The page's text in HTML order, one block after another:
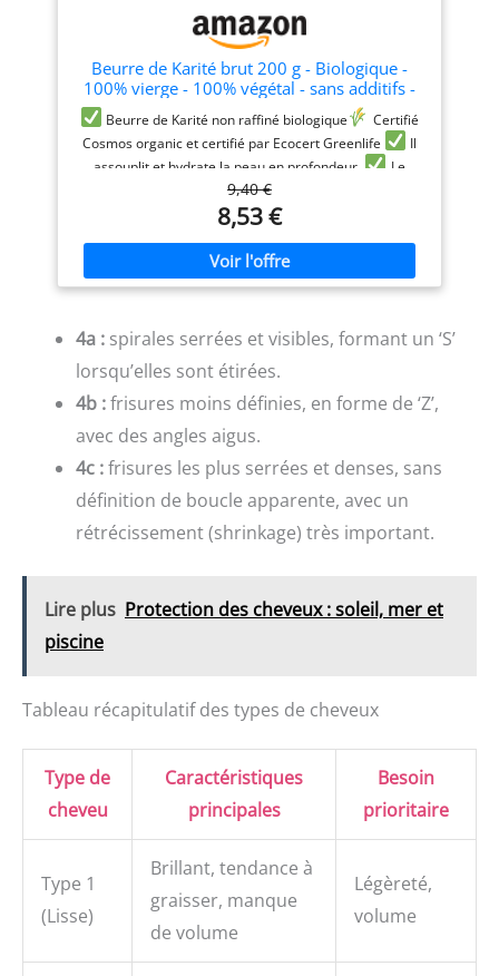
Beurre de Karité brut 200 g - Biologique -
100% vierge - 100% végétal - sans additifs -
Non raffiné- cheveux - corps - visage - pur -
Végan
Beurre de Karité non raffiné biologique ​
Certifié
Cosmos organic et certifié par Ecocert Greenlife
Il
assouplit et hydrate la peau en profondeur.
Le
beurre de karité est un produit qui s’utilise sur toutes les
zones du corps, après l'avoir fait fondre au creux de ses
mains. Il peut être utilisé en tant qu'ingrédient
cosmétique dans vos préparations. Par exemple :
baume hydratant, masque pour les cheveux, soin
exfoliant pour les lèvres
100% vierge, 100% végétal
9,40 €
8,53 €
4a : spirales serrées et visibles, formant un ‘S’
lorsqu’elles sont étirées.
4b :frisures moins définies, en forme de ‘Z’,
avec des angles aigus.
4c :frisures les plus serrées et denses, sans
définition de boucle apparente, avec un
rétrécissement (shrinkage) très important.
Lire plus Protection des cheveux : soleil, mer et
piscine
Tableau récapitulatif des types de cheveux
Type de
cheveu
Caractéristiques
principales
Besoin
prioritaire
Type 1
(Lisse)
Brillant, tendance à
graisser, manque
de volume
Légèreté,
volume